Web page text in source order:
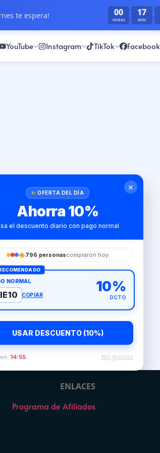
te espera! 00
HORAS
: 17
MIN
:
YouTube Instagram TikTok Facebook
ENLACES
Programa de Afiliados
✕
OFERTA DEL DÍA
Ahorra 10%
el descuento diario con pago normal
796 personascompraron hoy
NORMAL
COPIAR
10%
DCTO
USAR DESCUENTO (10%)
14:54 No gracias